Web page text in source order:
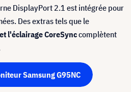
DisplayPort 2.1 est intégrée pour
Des extras tels que le
l'éclairage CoreSynccomplètent
Samsung G95NC